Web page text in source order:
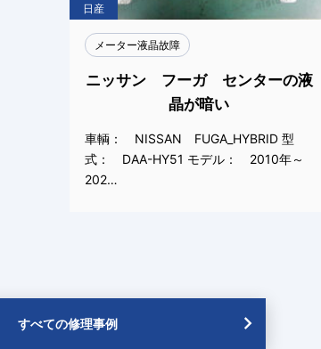
日産
メーター液晶故障
ニッサン フーガ センターの液
晶が暗い
車輌： NISSAN FUGA_HYBRID 型
式： DAA-HY51 モデル： 2010年～
202…
すべての修理事例